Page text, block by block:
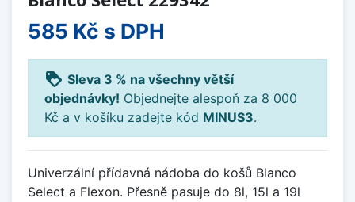
585 Kč s DPH
loyalty Sleva 3 % na všechny větší
objednávky! Objednejte alespoň za 8 000
Kč a v košíku zadejte kód MINUS3.
Univerzální přídavná nádoba do košů Blanco
Select a Flexon. Přesně pasuje do 8l, 15l a 19l